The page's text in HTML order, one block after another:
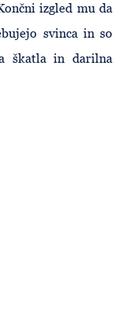
izgled mu da
svinca in so
škatla in darilna